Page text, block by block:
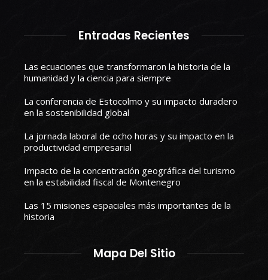
Entradas Recientes
Las ecuaciones que transformaron la historia de la
humanidad y la ciencia para siempre
La conferencia de Estocolmo y su impacto duradero
en la sostenibilidad global
La jornada laboral de ocho horas y su impacto en la
productividad empresarial
Impacto de la concentración geográfica del turismo
en la estabilidad fiscal de Montenegro
Las 15 misiones espaciales más importantes de la
historia
Mapa Del Sitio